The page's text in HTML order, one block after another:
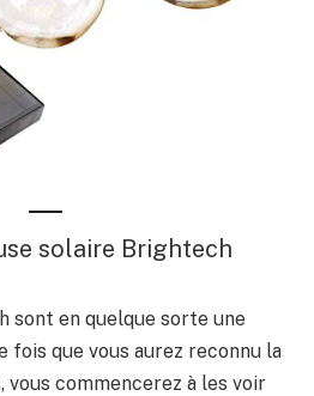
solaire Brightech
sont en quelque sorte une
fois que vous aurez reconnu la
vous commencerez à les voir